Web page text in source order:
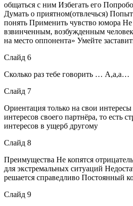
общаться с ним Избегать его
Думать о приятном(отвлечься)
понять Применить чувство юмора Не
взвинченным, возбужденным
на место оппонента» Умейте
Слайд 6
Сколько раз тебе говорить … А,а,а…
Слайд 7
Ориентация только на свои
интересов своего партнёра, то есть
интересов в ущерб другому
Слайд 8
Преимущества Не копятся
для экстремальных ситуаций
решается справедливо Постоянный
Слайд 9